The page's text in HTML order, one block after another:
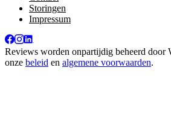
Storingen
Impressum
Reviews worden onpartijdig beheerd door
onze beleid en algemene voorwaarden.